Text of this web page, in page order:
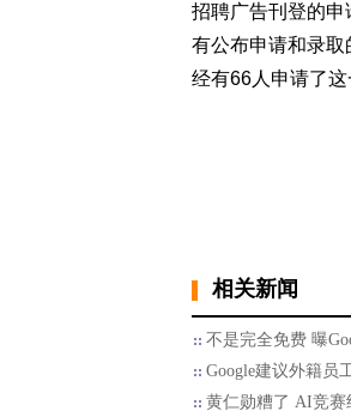
招聘广告刊登的
有公布申请和录
经有66人申请了这
相关新闻
不是完全免费 曝
Google建议外籍员
黄仁勋糟了 AI竞赛